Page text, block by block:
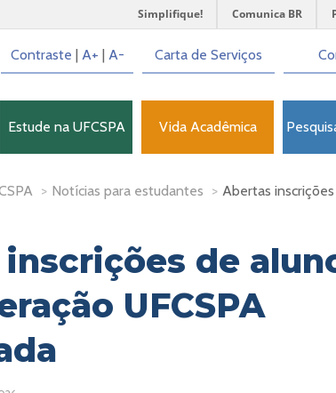
Simplifique! Comunica BR
Contraste | A+ | A- Carta de Serviços
Estude na UFCSPA Vida Acadêmica
> Notícias para estudantes > Abertas
de
UFCSPA